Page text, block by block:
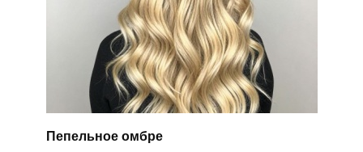
Пепельное омбре